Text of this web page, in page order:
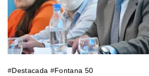
#Destacada #Fontana 50